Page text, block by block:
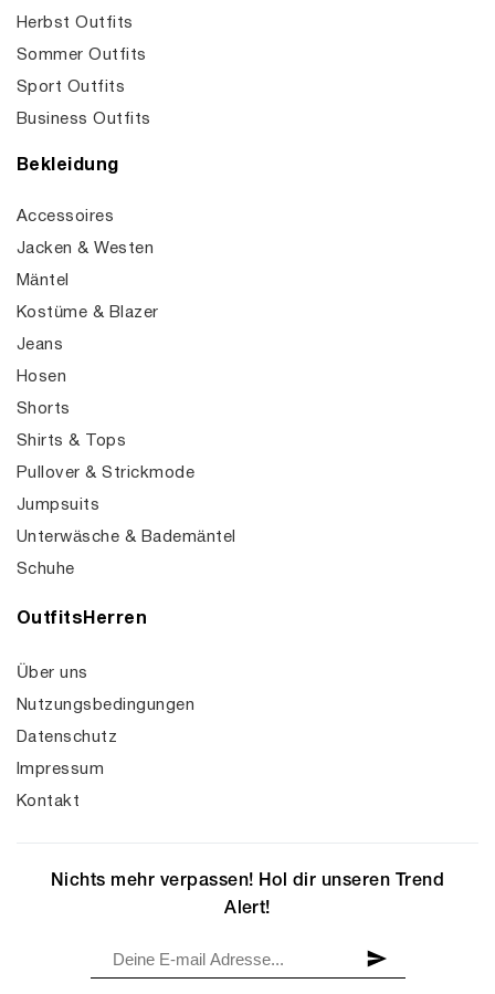
Herbst Outfits
Sommer Outfits
Sport Outfits
Business Outfits
Bekleidung
Accessoires
Jacken & Westen
Mäntel
Kostüme & Blazer
Jeans
Hosen
Shorts
Shirts & Tops
Pullover & Strickmode
Jumpsuits
Unterwäsche & Bademäntel
Schuhe
OutfitsHerren
Über uns
Nutzungsbedingungen
Datenschutz
Impressum
Kontakt
Nichts mehr verpassen! Hol dir unseren Trend
Alert!